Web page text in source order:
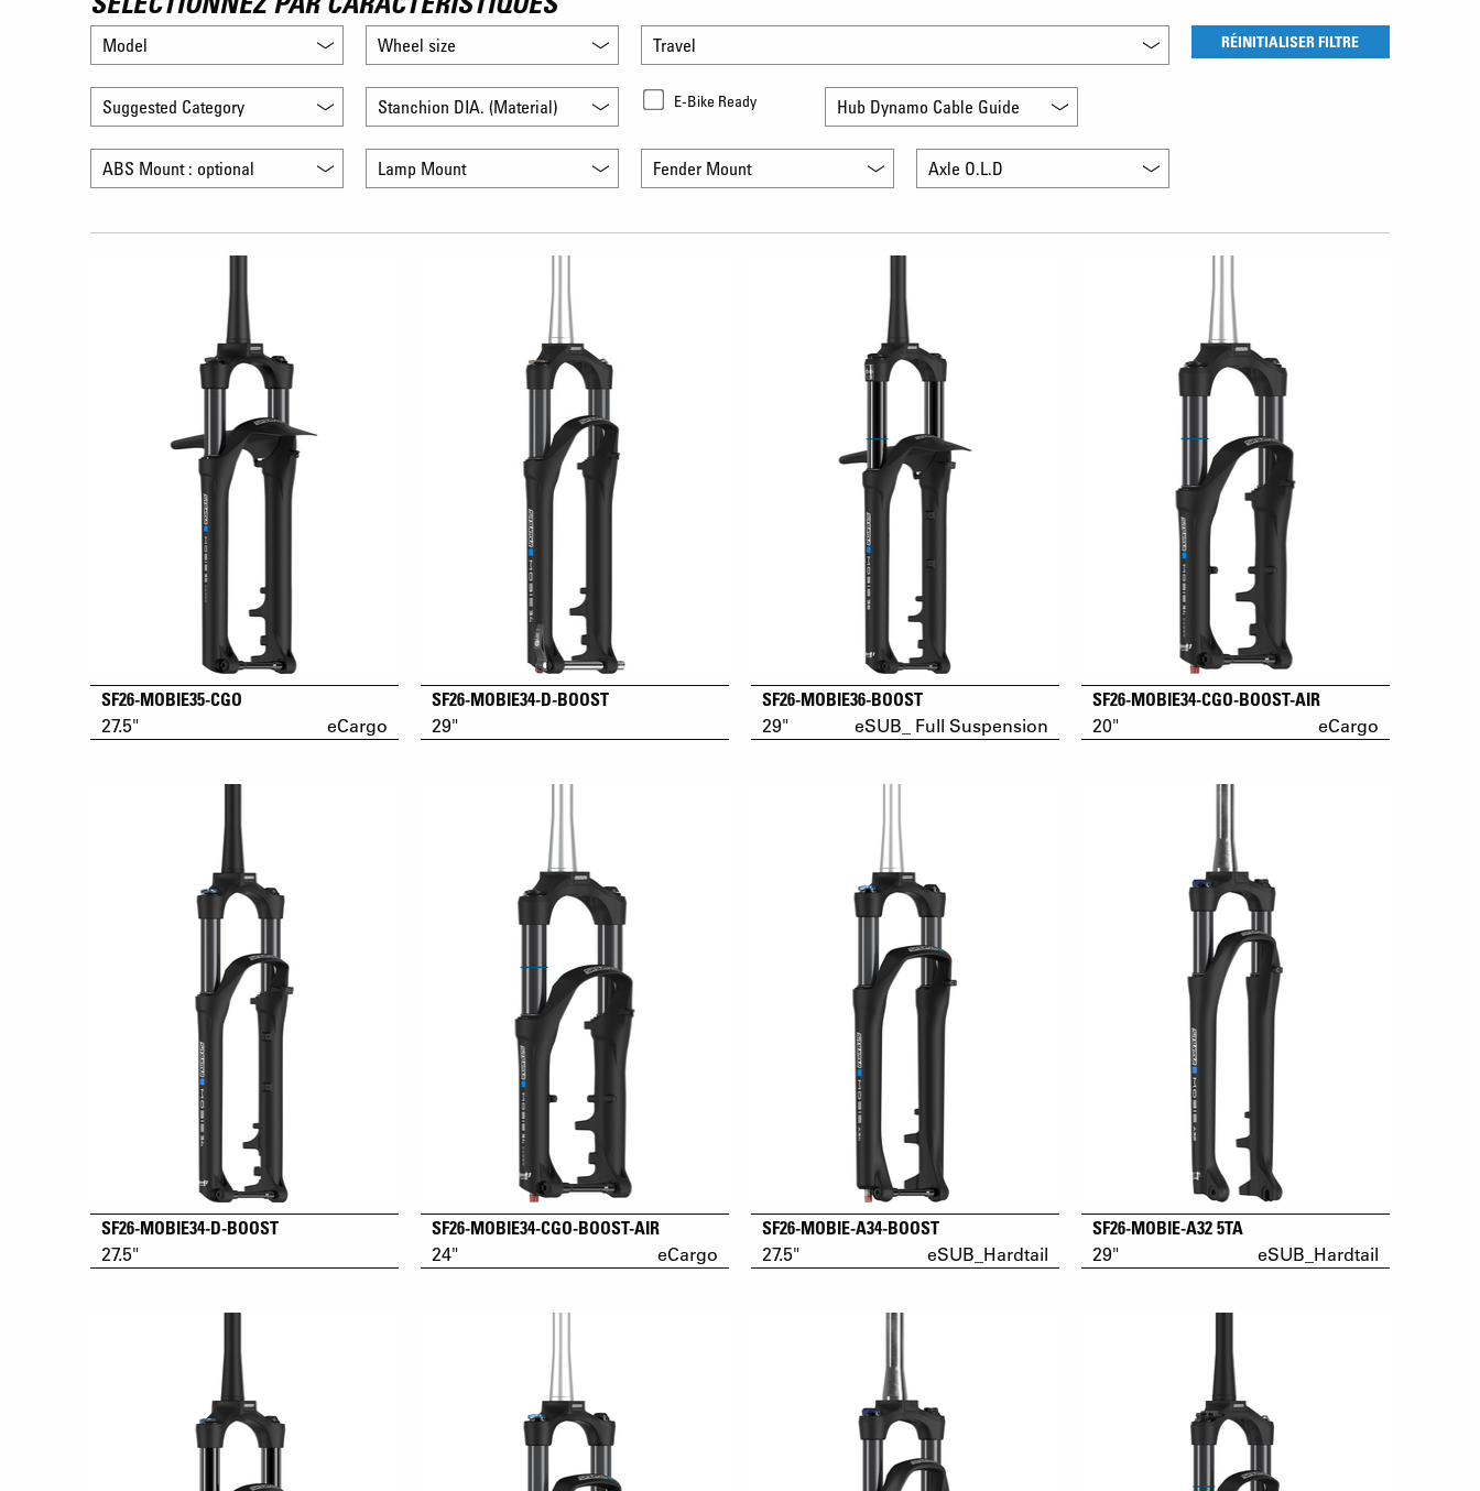
Model Wheel size Travel
Suggested Category E-Bike Ready
Stanchion DIA. (Material) Hub Dynamo Cable Guide
ABS Mount : optional Lamp Mount Fender Mount Axle O.L.D
RÉINITIALISER FILTRE
SF26-MOBIE35-CGO
27.5" eCargo
SF26-MOBIE34-D-BOOST
29"
SF26-MOBIE36-BOOST
29" eSUB_ Full Suspension
SF26-MOBIE34-CGO-BOOST-AIR
20" eCargo
SF26-MOBIE34-D-BOOST
27.5"
SF26-MOBIE34-CGO-BOOST-AIR
24" eCargo
SF26-MOBIE-A34-BOOST
27.5" eSUB_Hardtail
SF26-MOBIE-A32 5TA
29" eSUB_Hardtail